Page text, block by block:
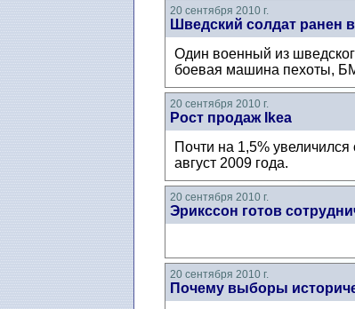
20 сентября 2010 г.
Шведский солдат ранен
Один военный из
боевая машина пехоты,
20 сентября 2010 г.
Рост продаж Ikea
Почти на 1,5%
август 2009 года.
20 сентября 2010 г.
Эрикссон готов
20 сентября 2010 г.
Почему выборы